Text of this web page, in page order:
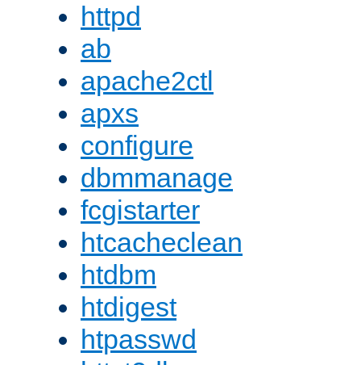
httpd
ab
apache2ctl
apxs
configure
dbmmanage
fcgistarter
htcacheclean
htdbm
htdigest
htpasswd